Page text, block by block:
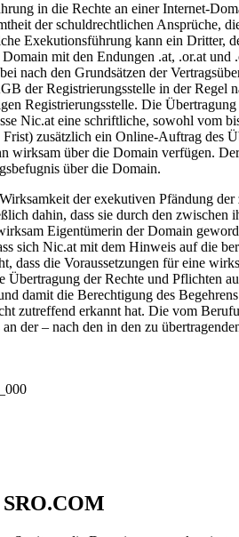
in die Rechte an einer Internet-
der schuldrechtlichen Ansprüche,
Exekutionsführung kann ein Dritter,
mit den Endungen .at, .or.at
nach den Grundsätzen der
der Registrierungsstelle in der
Registrierungsstelle. Die
Nic.at eine schriftliche, sowohl vom
zusätzlich ein Online-Auftrag des
über die Domain verfügen.
über die Domain.
der exekutiven Pfändung
dahin, dass sie durch den
Eigentümerin der Domain
sich Nic.at mit dem Hinweis auf die
dass die Voraussetzungen für eine
der Rechte und Pflichten
damit die Berechtigung des
zutreffend erkannt hat. Die vom
der – nach den in den zu